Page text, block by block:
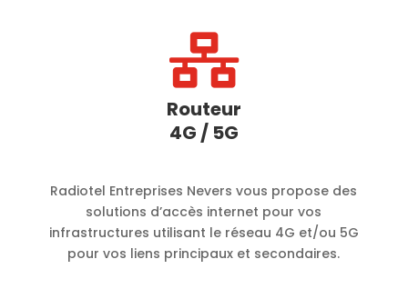

Routeur
4G / 5G
Radiotel Entreprises Nevers vous propose des
solutions d’accès internet pour vos
infrastructures utilisant le réseau 4G et/ou 5G
pour vos liens principaux et secondaires.